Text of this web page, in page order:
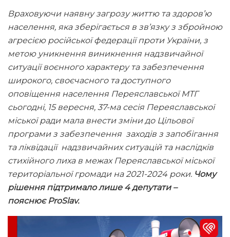
Враховуючи наявну загрозу життю та здоров’ю
населення, яка зберігається в зв’язку з збройною
агресією російської федерації проти України, з
метою уникнення виникнення надзвичайної
ситуації воєнного характеру та забезпечення
широкого, своєчасного та доступного
оповіщення населення Переяславської МТГ
сьогодні, 15 вересня, 37-ма сесія Переяславської
міської ради мала внести зміни до Цільової
програми з забезпечення заходів з запобігання
та ліквідації надзвичайних ситуацій та наслідків
стихійного лиха в межах Переяславської міської
територіальної громади на 2021-2024 роки. Чому
рішення підтримало лише 4 депутати –
пояснює ProSlav.